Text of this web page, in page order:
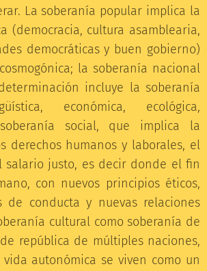
La soberanía popular implica la
(democracia, cultura asamblearia,
democráticas y buen gobierno)
la soberanía nacional
incluye la soberanía
económica, ecológica,
social, que implica la
derechos humanos y laborales, el
salario justo, es decir donde el fin
con nuevos principios éticos,
de conducta y nuevas relaciones
cultural como soberanía de
república de múltiples naciones,
autonómica se viven como un